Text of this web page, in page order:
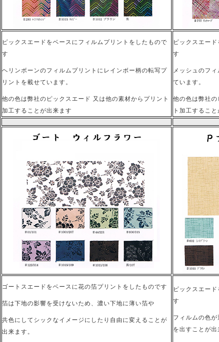
ピックスエードをベースにフィルムプリントをしたもので
す
ヘリンボーンのフィルムプリントにレインボー柄の転写プ
リントを載せています。
他の色は弊社のピックスエード 又は他の素材からプリント
加工することが出来ます
ピックスエー
す
メッシュのフ
ています。
他の色は弊社
ト加工するこ
ゴートスエードをベースに花の箔プリントをしたものです
箔は下地の影響を受けないため、濃い下地に薄い箔や
共色にしてシックなイメージにしたり自由に変えることが
出来ます。
ピックスエー
す
フィルムの色
を出すことが